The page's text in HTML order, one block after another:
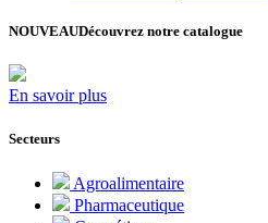
NOUVEAUDécouvrez notre catalogue
En savoir plus
Secteurs
Agroalimentaire
Pharmaceutique